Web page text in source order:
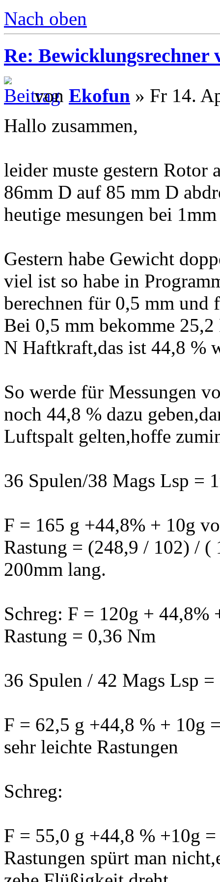
Nach oben
Re: Bewicklungsrechner
von Ekofun » Fr 14.
Hallo zusammen,
leider muste gestern Rotor
86mm D auf 85 mm D
heutige mesungen bei
Gestern habe Gewicht
viel ist so habe in
berechnen für 0,5 mm
Bei 0,5 mm bekomme
N Haftkraft,das ist 44,8 %
So werde für Messungen
noch 44,8 % dazu
Luftspalt gelten,hoffe
36 Spulen/38 Mags Lsp =
F = 165 g +44,8% + 10g
Rastung = (248,9 / 102) /
200mm lang.
Schreg: F = 120g +
Rastung = 0,36 Nm
36 Spulen / 42 Mags Lsp =
F = 62,5 g +44,8 % + 10g
sehr leichte Rastungen
Schreg:
F = 55,0 g +44,8 % +10g
Rastungen spürt man